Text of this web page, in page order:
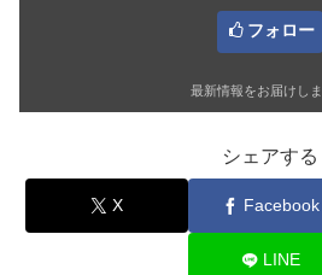
フォロー
最新情報をお届けしま
シェアする
X Facebook
LINE